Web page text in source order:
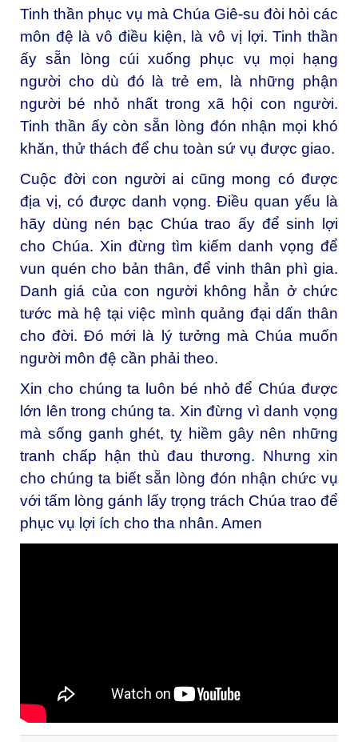
Tinh thần phục vụ mà Chúa Giê-su đòi hỏi các
môn đệ là vô điều kiện, là vô vị lợi. Tinh thần
ấy sẵn lòng cúi xuống phục vụ mọi hạng
người cho dù đó là trẻ em, là những phận
người bé nhỏ nhất trong xã hội con người.
Tinh thần ấy còn sẵn lòng đón nhận mọi khó
khăn, thử thách để chu toàn sứ vụ được giao.
Cuộc đời con người ai cũng mong có được
địa vị, có được danh vọng. Điều quan yếu là
hãy dùng nén bạc Chúa trao ấy để sinh lợi
cho Chúa. Xin đừng tìm kiếm danh vọng để
vun quén cho bản thân, để vinh thân phì gia.
Danh giá của con người không hẳn ở chức
tước mà hệ tại việc mình quảng đại dấn thân
cho đời. Đó mới là lý tưởng mà Chúa muốn
người môn đệ cần phải theo.
Xin cho chúng ta luôn bé nhỏ để Chúa được
lớn lên trong chúng ta. Xin đừng vì danh vọng
mà sống ganh ghét, tỵ hiềm gây nên những
tranh chấp hận thù đau thương. Nhưng xin
cho chúng ta biết sẵn lòng đón nhận chức vụ
với tấm lòng gánh lấy trọng trách Chúa trao để
phục vụ lợi ích cho tha nhân. Amen